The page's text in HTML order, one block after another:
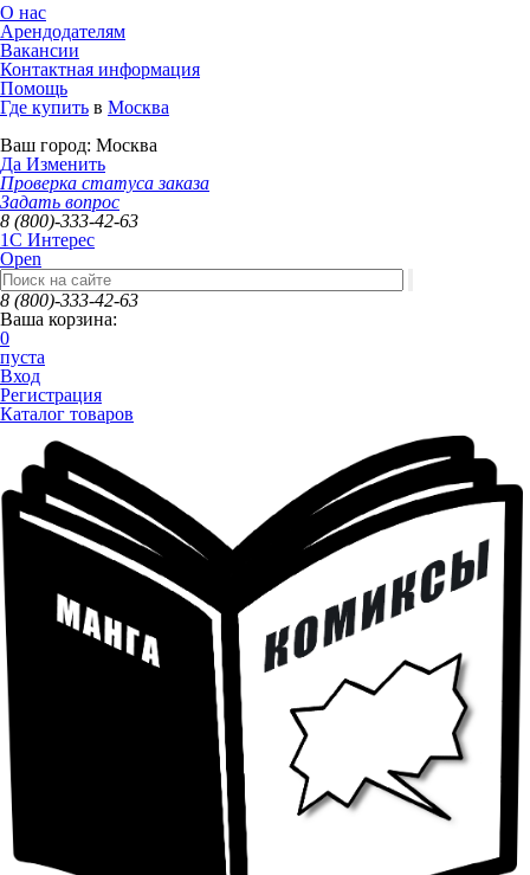
О нас
Арендодателям
Вакансии
Контактная информация
Помощь
Где купить в Москва
Ваш город: Москва
Да Изменить
Проверка статуса заказа
Задать вопрос
8 (800)-333-42-63
1C Интерес
Open
8 (800)-333-42-63
Ваша корзина:
0
пуста
Вход
Регистрация
Каталог товаров